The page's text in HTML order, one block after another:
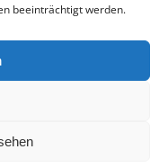
beeinträchtigt werden.